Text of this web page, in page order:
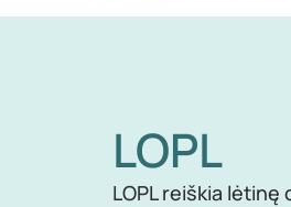
LOPL
LOPL reiškia